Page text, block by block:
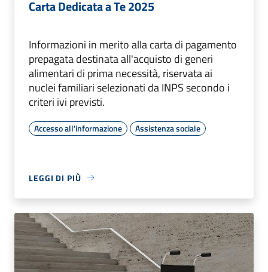
Carta Dedicata a Te 2025
Informazioni in merito alla carta di pagamento
prepagata destinata all'acquisto di generi
alimentari di prima necessità, riservata ai
nuclei familiari selezionati da INPS secondo i
criteri ivi previsti.
Accesso all'informazione Assistenza sociale
LEGGI DI PIÙ